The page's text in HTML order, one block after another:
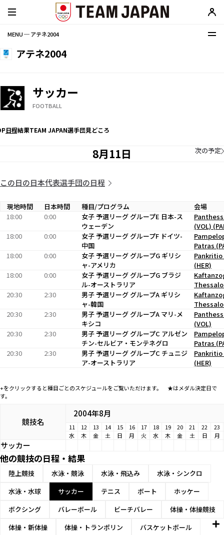
MENU ─ アテネ2004
アテネ2004
サッカー
FOOTBALL
日程結果TEAM JAPAN選手団見どころ
8月11日 次の予定
この日の日本代表選手団の日程
現地時間 日本時間 種目/プログラム
会場
18:00
0:00
女子 予選リーグ グループE 日本-ス
ウェーデン
(VOL)
18:00
0:00
女子 予選リーグ グループF ドイツ-
中国
Patras
18:00
0:00
女子 予選リーグ グループG ギリシ
ャ-アメリカ
(HER)
18:00
0:00
女子 予選リーグ グループG ブラジ
ル-オーストラリア
20:30
2:30
男子 予選リーグ グループA ギリシ
ャ-韓国
20:30
2:30
男子 予選リーグ グループA マリ-メ
キシコ
(VOL)
20:30
2:30
男子 予選リーグ グループC アルゼン
チン-セルビア・モンテネグロ
Patras
20:30
2:30
男子 予選リーグ グループC チュニジ
ア-オーストラリア
(HER)
+をクリックすると種目ごとのスケジュールをご覧いただけます。 ★はメダル決定日で
す。
競技名
2004年8月
11 12 13 14 15 16 17 18 19 20 21 22
23
水
木 金 土 日 月 火 水 木 金 土 日 月
サッカー
他の競技の日程・結果
陸上競技 水泳・競泳 水泳・飛込み
水泳・シンクロ
水泳・水球
サッカー テニス ボート
ホッケー
ボクシング
バレーボール ビーチバレー
体操・体操競技
体操・新体操
体操・トランポリン
バスケットボール